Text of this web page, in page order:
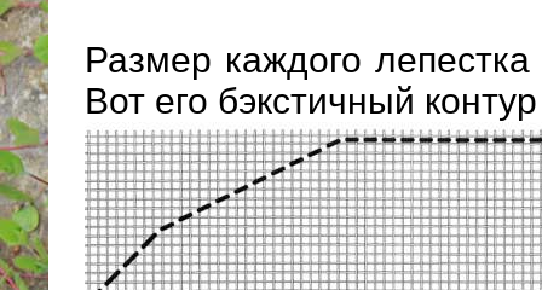
Размер каждого лепестка
Вот его бэкстичный контур